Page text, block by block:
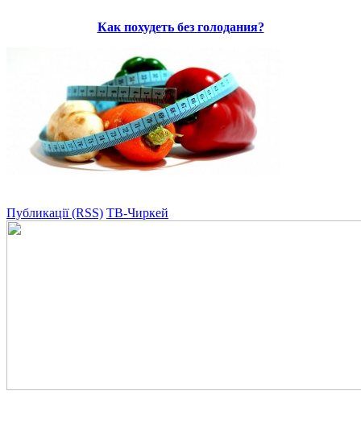
Как похудеть без голодания?
Публикації (RSS) ТВ-Чиркей